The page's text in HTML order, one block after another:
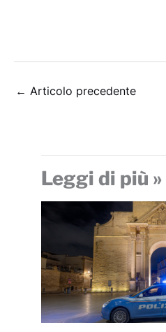
← Articolo precedente
Leggi di più »